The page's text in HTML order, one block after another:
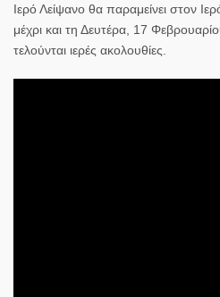
Ιερό Λείψανο θα παραμείνει στον
μέχρι και τη Δευτέρα, 17
τελούνται ιερές ακολουθίες.